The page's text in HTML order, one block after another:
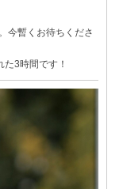
今暫くお待ちくださ
3時間です！